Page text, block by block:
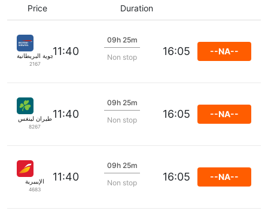
Duration
Price
الخطوط الجوية البريطانية
2167
11:40
09h 25m
Non stop
16:05 --NA--
طيران لينغس
8267
11:40
09h 25m
Non stop
16:05 --NA--
الإيبيرية
4683
11:40
09h 25m
Non stop
16:05 --NA--